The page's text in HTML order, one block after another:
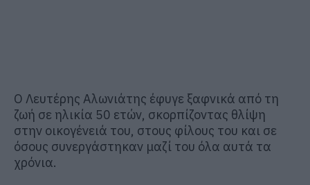
Ο Λευτέρης Αλωνιάτης έφυγε ξαφνικά από τη
ζωή σε ηλικία 50 ετών, σκορπίζοντας θλίψη
στην οικογένειά του, στους φίλους του και σε
όσους συνεργάστηκαν μαζί του όλα αυτά τα
χρόνια.